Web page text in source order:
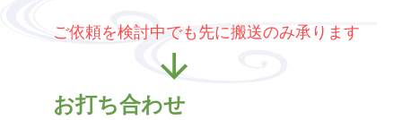
ご依頼を検討中でも先に搬送のみ承ります
お打ち合わせ